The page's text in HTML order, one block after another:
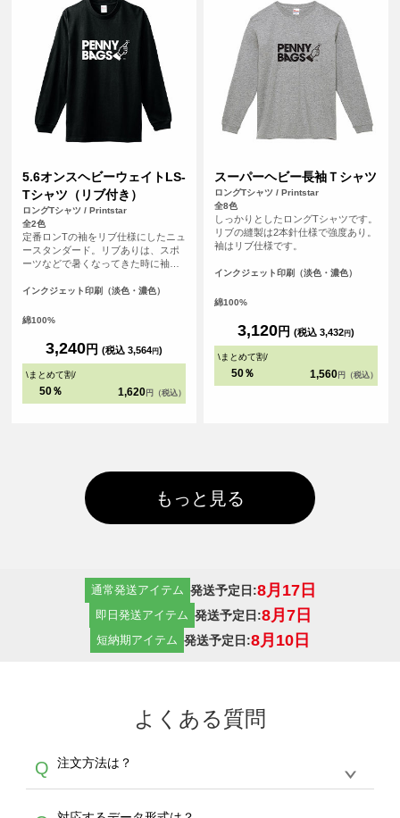
5.6オンスヘビーウェイトLS-
Tシャツ（リブ付き）
ロングTシャツ / Printstar
全2色
定番ロンTの袖をリブ仕様にしたニュ
ースタンダード。リブありは、スポ
ーツなどで暑くなってきた時に袖を
インクジェット印刷（淡色・濃色）
綿100%
3,240円 (税込 3,564円)
\まとめて割/
50％ 1,620 円（税込）
スーパーヘビー長袖Ｔシャツ
ロングTシャツ / Printstar
全8色
しっかりとしたロングTシャツです。
リブの縫製は2本針仕様で強度あり。
袖はリブ仕様です。
インクジェット印刷（淡色・濃色）
綿100%
3,120円 (税込 3,432円)
\まとめて割/
50％ 1,560 円（税込）
もっと見る
通常発送アイテム 発送予定日:8月17日
即日発送アイテム 発送予定日:8月7日
短納期アイテム 発送予定日:8月10日
よくある質問
Q 注文方法は？